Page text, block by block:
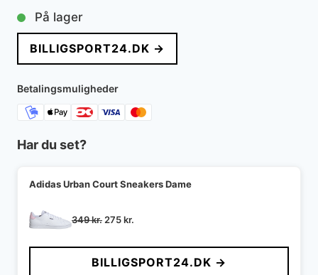
På lager
BILLIGSPORT24.DK →
Betalingsmuligheder
Har du set?
Adidas Urban Court Sneakers Dame
349kr. Den
pris
var:
275kr.
pris
er:
BILLIGSPORT24.DK →